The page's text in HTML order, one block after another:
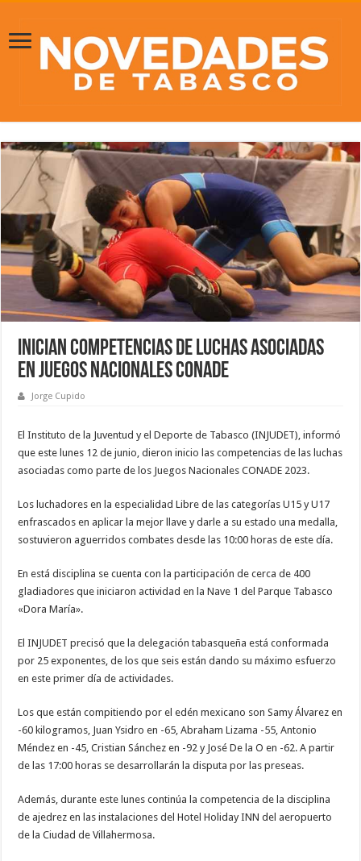
Inician competencias de Luchas Asociadas
en Juegos Nacionales Conade
Jorge Cupido
El Instituto de la Juventud y el Deporte de Tabasco (INJUDET), informó
que este lunes 12 de junio, dieron inicio las competencias de las luchas
asociadas como parte de los Juegos Nacionales CONADE 2023.
Los luchadores en la especialidad Libre de las categorías U15 y U17
enfrascados en aplicar la mejor llave y darle a su estado una medalla,
sostuvieron aguerridos combates desde las 10:00 horas de este día.
En está disciplina se cuenta con la participación de cerca de 400
gladiadores que iniciaron actividad en la Nave 1 del Parque Tabasco
«Dora María».
El INJUDET precisó que la delegación tabasqueña está conformada
por 25 exponentes, de los que seis están dando su máximo esfuerzo
en este primer día de actividades.
Los que están compitiendo por el edén mexicano son Samy Álvarez en
-60 kilogramos, Juan Ysidro en -65, Abraham Lizama -55, Antonio
Méndez en -45, Cristian Sánchez en -92 y José De la O en -62. A partir
de las 17:00 horas se desarrollarán la disputa por las preseas.
Además, durante este lunes continúa la competencia de la disciplina
de ajedrez en las instalaciones del Hotel Holiday INN del aeropuerto
de la Ciudad de Villahermosa.